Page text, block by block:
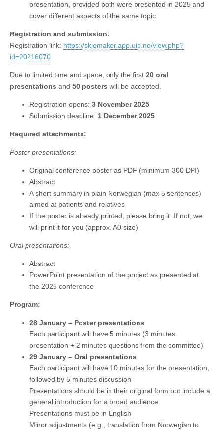
presentation, provided both were presented in 2025 and
cover different aspects of the same topic
Registration and submission:
Registration link: https://skjemaker.app.uib.no/view.php?
id=20216070
Due to limited time and space, only the first 20 oral
presentations and 50 posters will be accepted.
Registration opens: 3 November 2025
Submission deadline: 1 December 2025
Required attachments:
Poster presentations:
Original conference poster as PDF (minimum 300 DPI)
Abstract
A short summary in plain Norwegian (max 5 sentences)
aimed at patients and relatives
If the poster is already printed, please bring it. If not, we
will print it for you (approx. A0 size)
Oral presentations:
Abstract
PowerPoint presentation of the project as presented at
the 2025 conference
Program:
28 January – Poster presentations
Each participant will have 5 minutes (3 minutes
presentation + 2 minutes questions from the committee)
29 January – Oral presentations
Each participant will have 10 minutes for the presentation,
followed by 5 minutes discussion
Presentations should be in their original form but include a
general introduction for a broad audience
Presentations must be in English
Minor adjustments (e.g., translation from Norwegian to